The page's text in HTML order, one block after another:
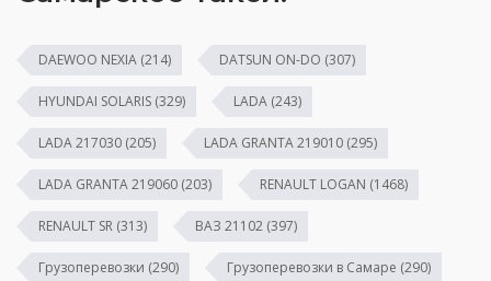
DAEWOO NEXIA (214) DATSUN ON-DO (307)
HYUNDAI SOLARIS (329) LADA (243)
LADA 217030 (205) LADA GRANTA 219010 (295)
LADA GRANTA 219060 (203) RENAULT LOGAN (1468)
RENAULT SR (313) ВАЗ 21102 (397)
Грузоперевозки (290) Грузоперевозки в Самаре (290)